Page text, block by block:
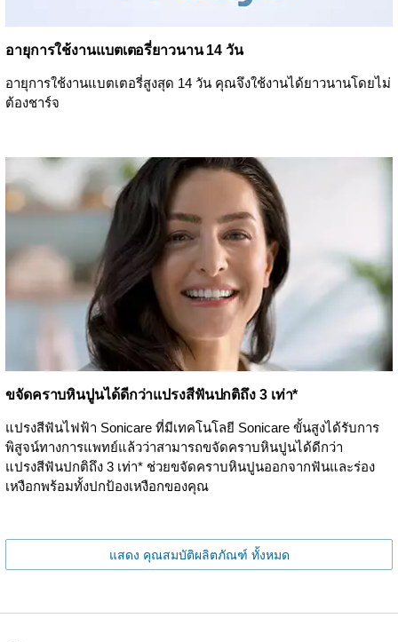
อายุการใช้งานแบตเตอรี่ยาวนาน 14 วัน
อายุการใช้งานแบตเตอรี่สูงสุด 14 วัน คุณจึงใช้งานได้ยาวนานโดยไม่
ต้องชาร์จ
ขจัดคราบหินปูนได้ดีกว่าแปรงสีฟันปกติถึง 3 เท่า*
แปรงสีฟันไฟฟ้า Sonicare ที่มีเทคโนโลยี Sonicare ขั้นสูงได้รับการ
พิสูจน์ทางการแพทย์แล้วว่าสามารถขจัดคราบหินปูนได้ดีกว่า
แปรงสีฟันปกติถึง 3 เท่า* ช่วยขจัดคราบหินปูนออกจากฟันและร่อง
เหงือกพร้อมทั้งปกป้องเหงือกของคุณ
แสดง คุณสมบัติผลิตภัณฑ์ ทั้งหมด